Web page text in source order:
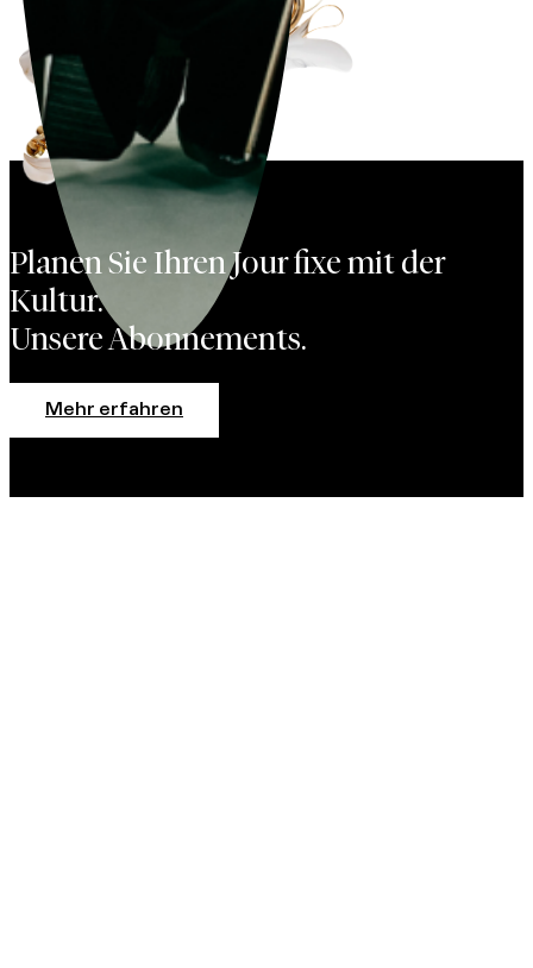
Planen Sie Ihren Jour fixe mit der
Kultur.
Unsere Abonnements.
Mehr erfahren